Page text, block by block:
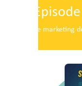
Le marketing